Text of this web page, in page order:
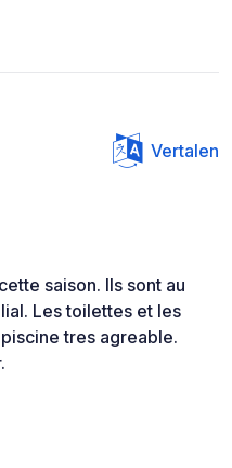
Vertalen
saison. Ils sont au
Les toilettes et les
tres agreable.